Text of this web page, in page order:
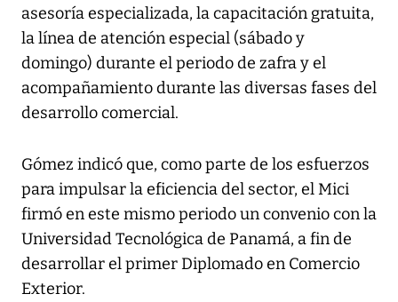
asesoría especializada, la capacitación gratuita,
la línea de atención especial (sábado y
domingo) durante el periodo de zafra y el
acompañamiento durante las diversas fases del
desarrollo comercial.
Gómez indicó que, como parte de los esfuerzos
para impulsar la eficiencia del sector, el Mici
firmó en este mismo periodo un convenio con la
Universidad Tecnológica de Panamá, a fin de
desarrollar el primer Diplomado en Comercio
Exterior.